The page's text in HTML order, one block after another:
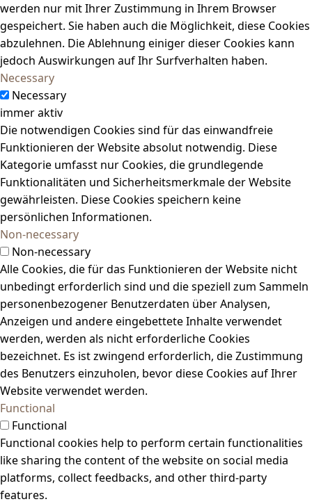
werden nur mit Ihrer Zustimmung in Ihrem Browser
gespeichert. Sie haben auch die Möglichkeit, diese Cookies
abzulehnen. Die Ablehnung einiger dieser Cookies kann
jedoch Auswirkungen auf Ihr Surfverhalten haben.
Necessary
Necessary
immer aktiv
Die notwendigen Cookies sind für das einwandfreie
Funktionieren der Website absolut notwendig. Diese
Kategorie umfasst nur Cookies, die grundlegende
Funktionalitäten und Sicherheitsmerkmale der Website
gewährleisten. Diese Cookies speichern keine
persönlichen Informationen.
Non-necessary
Non-necessary
Alle Cookies, die für das Funktionieren der Website nicht
unbedingt erforderlich sind und die speziell zum Sammeln
personenbezogener Benutzerdaten über Analysen,
Anzeigen und andere eingebettete Inhalte verwendet
werden, werden als nicht erforderliche Cookies
bezeichnet. Es ist zwingend erforderlich, die Zustimmung
des Benutzers einzuholen, bevor diese Cookies auf Ihrer
Website verwendet werden.
Functional
Functional
Functional cookies help to perform certain functionalities
like sharing the content of the website on social media
platforms, collect feedbacks, and other third-party
features.